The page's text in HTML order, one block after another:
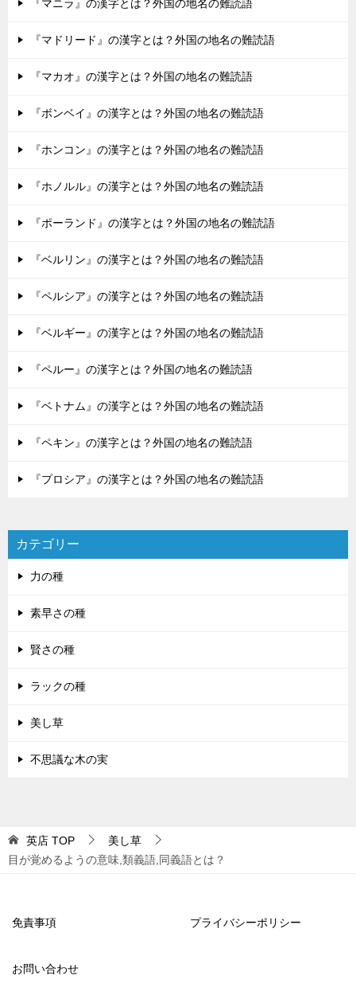
『マニラ』の漢字とは？外国の地名の難読語
『マドリード』の漢字とは？外国の地名の難読語
『マカオ』の漢字とは？外国の地名の難読語
『ボンベイ』の漢字とは？外国の地名の難読語
『ホンコン』の漢字とは？外国の地名の難読語
『ホノルル』の漢字とは？外国の地名の難読語
『ポーランド』の漢字とは？外国の地名の難読語
『ベルリン』の漢字とは？外国の地名の難読語
『ペルシア』の漢字とは？外国の地名の難読語
『ベルギー』の漢字とは？外国の地名の難読語
『ペルー』の漢字とは？外国の地名の難読語
『ベトナム』の漢字とは？外国の地名の難読語
『ペキン』の漢字とは？外国の地名の難読語
『プロシア』の漢字とは？外国の地名の難読語
カテゴリー
力の種
素早さの種
賢さの種
ラックの種
美し草
不思議な木の実
英店 TOP
美し草
目が覚めるようの意味,類義語,同義語とは？
免責事項 プライバシーポリシー
お問い合わせ